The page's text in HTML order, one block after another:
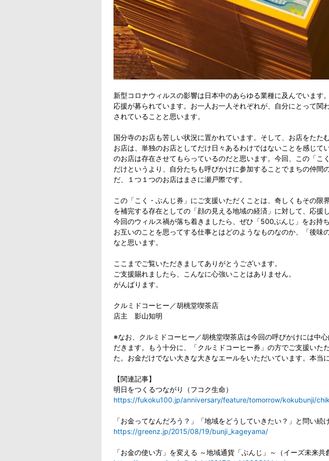
新型コロナウィルスの影響は日本中のあらゆる業種に及んでいま
応援が募られています。お一人お一人それぞれが、自分にとって
されていることと思います。
国分寺のお店も苦しい状況に置かれています。そして、お店をた
お店は、単独のお店としてだけ日々あるわけではないことを感じ
のお店は存在させてもらっているのだと思います。今回、この「
だけというより、自分たちも呼びかけに参加することでまちの仲
だ、１つ１つのお店はまさに瀬戸際です。
この「こく・ぶんじ券」にご支援いただくことは、奇しくもその限
を補完する存在としての「顔の見える地域の経済」に対して、応援
今回のウィルス禍が落ち着きましたら、ぜひ「500ぶんじ」をお持
お互いのことを思ってする仕事とはどのようなものなのか、「後
なと思います。
ここまでご覧いただきましてありがとうございます。
ご支援賜れましたら、こんなに心強いことはありません。
がんばります。
クルミドコーヒー／胡桃堂喫茶店
店主 影山知明
※なお、クルミドコーヒー／胡桃堂喫茶店は今回の呼びかけには中
だきます。もう十分に、「クルミドコーヒー券」の方でご支援い
た。お金だけでない大きな大きなエールをいただいています。本当
【関連記事】
明日をつくるつながり（フコク生命）
https://fukoku100.jp/anniversary/feature/tomorrow/kokubunji/
「お金ってなんだろう？」「地域をどうしていきたい？」と問い
https://greenz.jp/2015/08/19/bunji_kageyama/
「お金の使い方」を変える ～地域通貨「ぶんじ」～（イーズ未来共